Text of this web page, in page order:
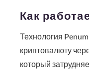
Как
Технология
криптовалюту
который